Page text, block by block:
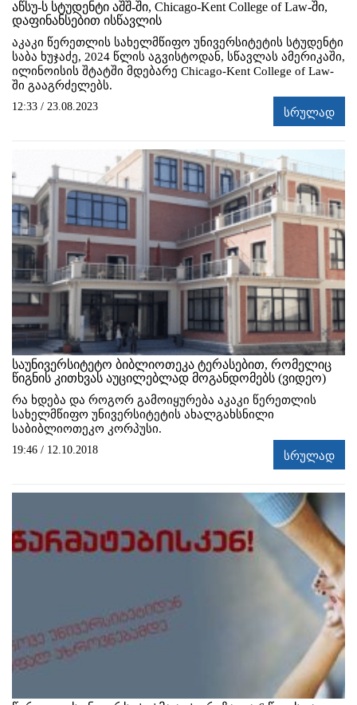
აწსუ-ს სტუდენტი აშშ-ში, Chicago-Kent College of Law-ში,
დაფინანსებით ისწავლის
აკაკი წერეთლის სახელმწიფო უნივერსიტეტის სტუდენტი
საბა ხუჯაძე, 2024 წლის აგვისტოდან, სწავლას ამერიკაში,
ილინოისის შტატში მდებარე Chicago-Kent College of Law-
ში გააგრძელებს.
12:33 / 23.08.2023 სრულად
საუნივერსიტეტო ბიბლიოთეკა ტერასებით, რომელიც
წიგნის კითხვას აუცილებლად მოგანდომებს (ვიდეო)
რა ხდება და როგორ გამოიყურება აკაკი წერეთლის
სახელმწიფო უნივერსიტეტის ახალგახსნილი
საბიბლიოთეკო კორპუსი.
19:46 / 12.10.2018 სრულად